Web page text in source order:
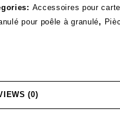
Accessoires pour
pour poêle à granulé,
(0)